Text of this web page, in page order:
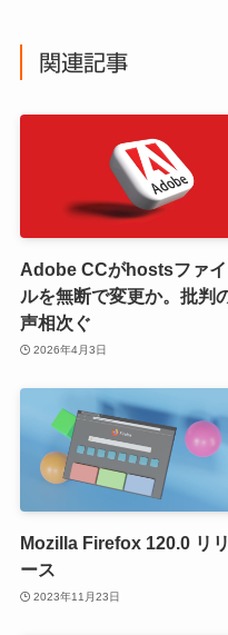
関連記事
Adobe CCがhostsファイ
ルを無断で変更か。批判
声相次ぐ
2026年4月3日
Mozilla Firefox 120.0 リリ
ース
2023年11月23日